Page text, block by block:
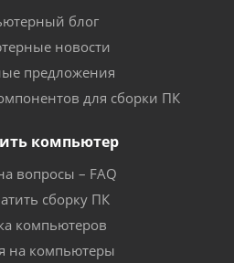
блог
новости
предложения
для сборки ПК
компьютер
вопросы – FAQ
сборку ПК
компьютеров
на компьютеры